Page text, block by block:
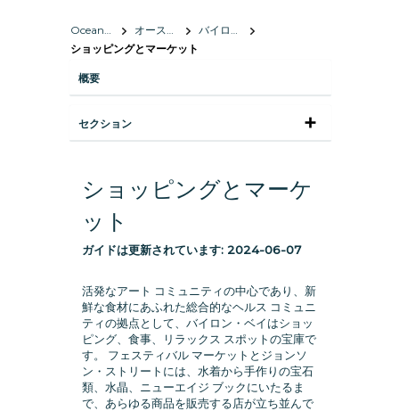
Oceania オーストラリア
バイロンベイ
ショッピングとマーケット
概要
セクション
ショッピングとマーケ
ット
ガイドは更新されています: 2024-06-07
活発なアート コミュニティの中心であり、新
鮮な食材にあふれた総合的なヘルス コミュニ
ティの拠点として、バイロン・ベイはショッ
ピング、食事、リラックス スポットの宝庫で
す。 フェスティバル マーケットとジョンソ
ン・ストリートには、水着から手作りの宝石
類、水晶、ニューエイジ ブックにいたるま
で、あらゆる商品を販売する店が立ち並んで